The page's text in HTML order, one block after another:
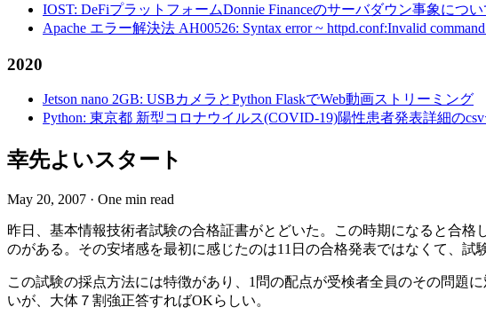
IOST: DeFiプラットフォームDonnie Financeのサーバダウン事象につ
Apache エラー解決法 AH00526: Syntax error ~ httpd.conf:Invalid
2020
Jetson nano 2GB: USBカメラとPython FlaskでWeb動画ストリーミング
Python: 東京都 新型コロナウイルス(COVID-19)陽性患者発表詳細の
幸先よいスタート
May 20, 2007 · One min read
昨日、基本情報技術者試験の合格証書がとどいた。この時期になると合
のがある。その安堵感を最初に感じたのは11日の合格発表ではなくて、試
この試験の採点方法には特徴があり、1問の配点が受検者全員のその問題
いが、大体７割強正答すればOKらしい。